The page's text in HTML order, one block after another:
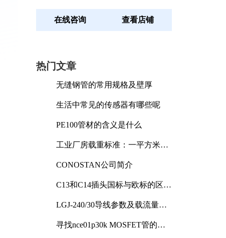
在线咨询 查看店铺
热门文章
无缝钢管的常用规格及壁厚
生活中常见的传感器有哪些呢
PE100管材的含义是什么
工业厂房载重标准：一平方米能
CONOSTAN公司简介
C13和C14插头国标与欧标的区别
LGJ-240/30导线参数及载流量解
寻找nce01p30k MOSFET管的合